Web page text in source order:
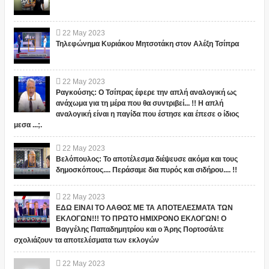
22 May 2023
Τηλεφώνημα Κυριάκου Μητσοτάκη στον Αλέξη Τσίπρα
22 May 2023
Ραγκούσης: Ο Τσίπρας έφερε την απλή αναλογική ως
ανάχωμα για τη μέρα που θα συντριβεί... !! Η απλή
αναλογική είναι η παγίδα που έστησε και έπεσε ο ίδιος
μεσα ...;.
22 May 2023
Βελόπουλος: Το αποτέλεσμα διέψευσε ακόμα και τους
δημοσκόπους.... Περάσαμε δια πυρός και σιδήρου.... !!
22 May 2023
ΕΔΩ ΕΙΝΑΙ ΤΟ ΛΑΘΟΣ ΜΕ ΤΑ ΑΠΟΤΕΛΕΣΜΑΤΑ ΤΩΝ
ΕΚΛΟΓΩΝ!!! ΤΟ ΠΡΩΤΟ ΗΜΙΧΡΟΝΟ ΕΚΛΟΓΩΝ! Ο
Βαγγέλης Παπαδημητρίου και ο Άρης Πορτοσάλτε
σχολιάζουν τα αποτελέσματα των εκλογών
22 May 2023